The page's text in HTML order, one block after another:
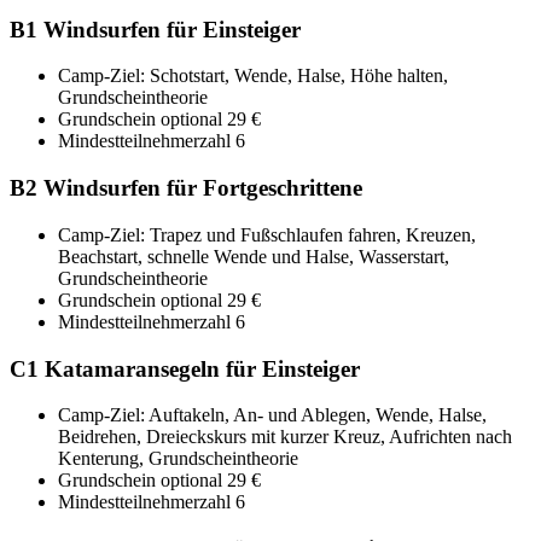
B1 Windsurfen für Einsteiger
Camp-Ziel: Schotstart, Wende, Halse, Höhe halten,
Grundscheintheorie
Grundschein optional 29 €
Mindestteilnehmerzahl 6
B2 Windsurfen für Fortgeschrittene
Camp-Ziel: Trapez und Fußschlaufen fahren, Kreuzen,
Beachstart, schnelle Wende und Halse, Wasserstart,
Grundscheintheorie
Grundschein optional 29 €
Mindestteilnehmerzahl 6
C1 Katamaransegeln für Einsteiger
Camp-Ziel: Auftakeln, An- und Ablegen, Wende, Halse,
Beidrehen, Dreieckskurs mit kurzer Kreuz, Aufrichten nach
Kenterung, Grundscheintheorie
Grundschein optional 29 €
Mindestteilnehmerzahl 6